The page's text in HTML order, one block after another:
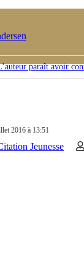
paraît avoir
2016 à 13:51
Jeunesse